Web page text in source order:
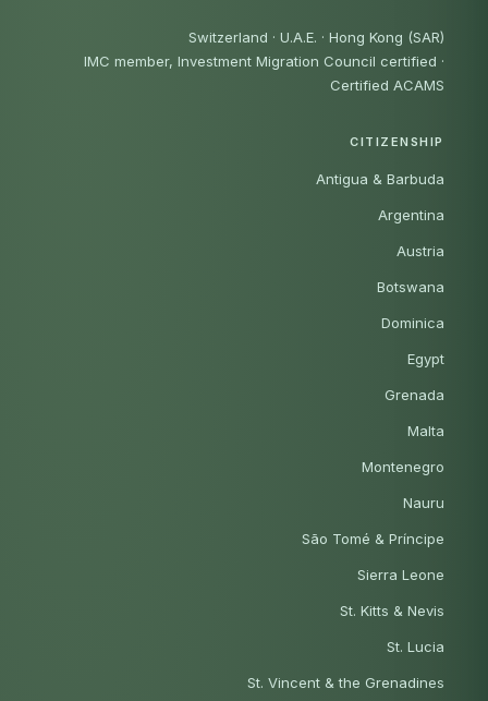
Switzerland · U.A.E. · Hong Kong (SAR)
IMC member, Investment Migration Council certified ·
Certified ACAMS
CITIZENSHIP
Antigua & Barbuda
Argentina
Austria
Botswana
Dominica
Egypt
Grenada
Malta
Montenegro
Nauru
São Tomé & Príncipe
Sierra Leone
St. Kitts & Nevis
St. Lucia
St. Vincent & the Grenadines